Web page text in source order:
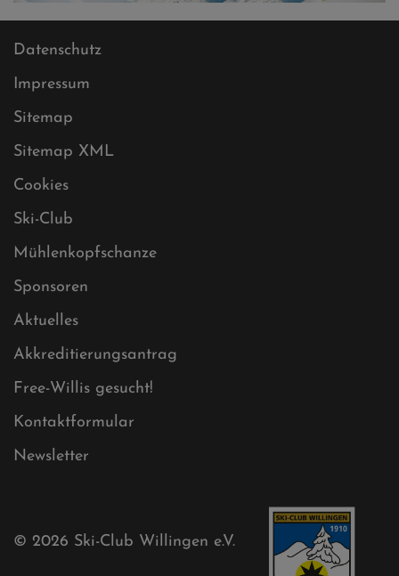
Datenschutz
Impressum
Sitemap
Sitemap XML
Cookies
Ski-Club
Mühlenkopfschanze
Sponsoren
Free-Willis gesucht!